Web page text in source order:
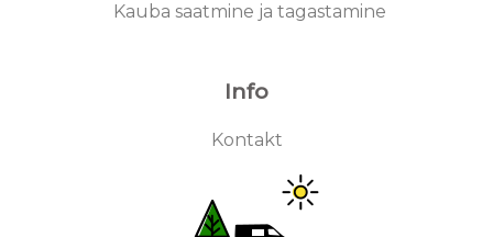
Info
Kontakt
Kauba saatmine ja tagastamine